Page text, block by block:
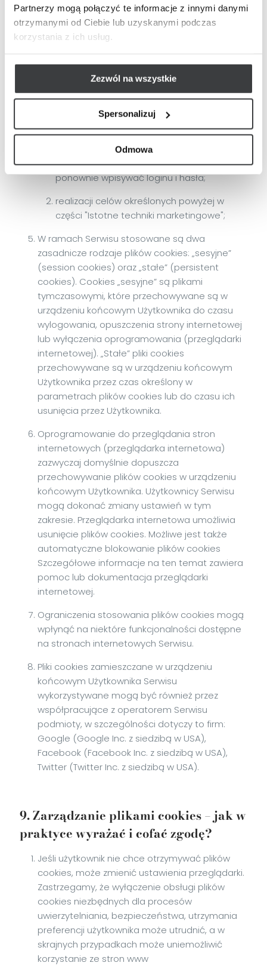
Partnerzy mogą połączyć te informacje z innymi danymi
otrzymanymi od Ciebie lub uzyskanymi podczas
korzystania z ich usług.
Zezwól na wszystkie
Spersonalizuj
Odmowa
oraz unikalny numer.
Podmiotem zamieszczającym na urządzeniu
końcowym Użytkownika Serwisu pliki cookies
Pliki cookies wykorzystywane są w
następujących celach:
utrzymanie sesji użytkownika Serwisu (po
zalogowaniu), dzięki której użytkownik nie
musi na każdej podstronie Serwisu
ponownie wpisywać loginu i hasła;
realizacji celów określonych powyżej w
części "Istotne techniki marketingowe";
W ramach Serwisu stosowane są dwa
zasadnicze rodzaje plików cookies: „sesyjne”
(session cookies) oraz „stałe” (persistent
cookies). Cookies „sesyjne” są plikami
tymczasowymi, które przechowywane są w
urządzeniu końcowym Użytkownika do czasu
wylogowania, opuszczenia strony internetowej
lub wyłączenia oprogramowania (przeglądarki
internetowej). „Stałe” pliki cookies
przechowywane są w urządzeniu końcowym
Użytkownika przez czas określony w
parametrach plików cookies lub do czasu ich
usunięcia przez Użytkownika.
Oprogramowanie do przeglądania stron
internetowych (przeglądarka internetowa)
zazwyczaj domyślnie dopuszcza
przechowywanie plików cookies w urządzeniu
końcowym Użytkownika. Użytkownicy Serwisu
mogą dokonać zmiany ustawień w tym
zakresie. Przeglądarka internetowa umożliwia
usunięcie plików cookies. Możliwe jest także
automatyczne blokowanie plików cookies
Szczegółowe informacje na ten temat zawiera
pomoc lub dokumentacja przeglądarki
internetowej.
Ograniczenia stosowania plików cookies mogą
wpłynąć na niektóre funkcjonalności dostępne
na stronach internetowych Serwisu.
Pliki cookies zamieszczane w urządzeniu
końcowym Użytkownika Serwisu
wykorzystywane mogą być również przez
współpracujące z operatorem Serwisu
podmioty, w szczególności dotyczy to firm:
Google (Google Inc. z siedzibą w USA),
Facebook (Facebook Inc. z siedzibą w USA),
Twitter (Twitter Inc. z siedzibą w USA).
9. Zarządzanie plikami cookies – jak w
praktyce wyrażać i cofać zgodę?
Jeśli użytkownik nie chce otrzymywać plików
cookies, może zmienić ustawienia przeglądarki.
Zastrzegamy, że wyłączenie obsługi plików
cookies niezbędnych dla procesów
uwierzytelniania, bezpieczeństwa, utrzymania
preferencji użytkownika może utrudnić, a w
skrajnych przypadkach może uniemożliwić
korzystanie ze stron www